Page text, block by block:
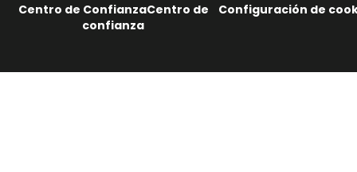
Centro de ConfianzaCentro de
confianza
Configuración de